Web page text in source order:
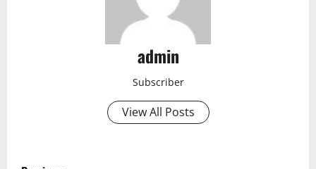
admin
Subscriber
View All Posts